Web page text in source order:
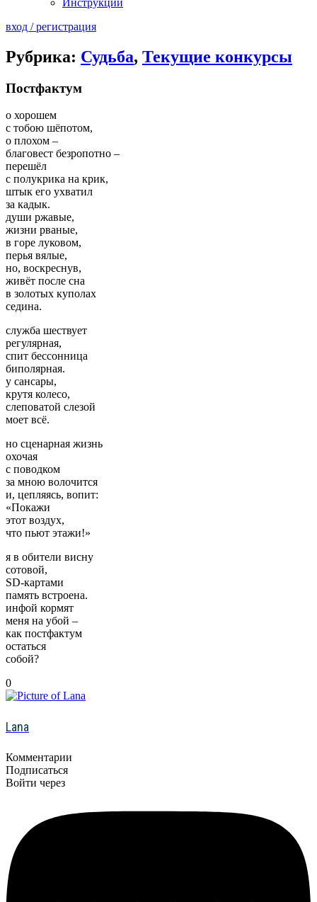
вход / регистрация
Рубрика: Судьба, Текущие конкурсы
Постфактум
о хорошем
с тобою шёпотом,
о плохом –
благовест безропотно –
перешёл
с полукрика на крик,
штык его ухватил
за кадык.
души ржавые,
жизни рваные,
в горе луковом,
перья вялые,
но, воскреснув,
живёт после сна
в золотых куполах
седина.
служба шествует
регулярная,
спит бессонница
биполярная.
у сансары,
крутя колесо,
слеповатой слезой
моет всё.
но сценарная жизнь
охочая
с поводком
за мною волочится
и, цепляясь, вопит:
«Покажи
этот воздух,
что пьют этажи!»
я в обители висну
сотовой,
SD-картами
память встроена.
инфой кормят
меня на убой –
как постфактум
остаться
собой?
0
Lana
Комментарии
Подписаться
Войти через